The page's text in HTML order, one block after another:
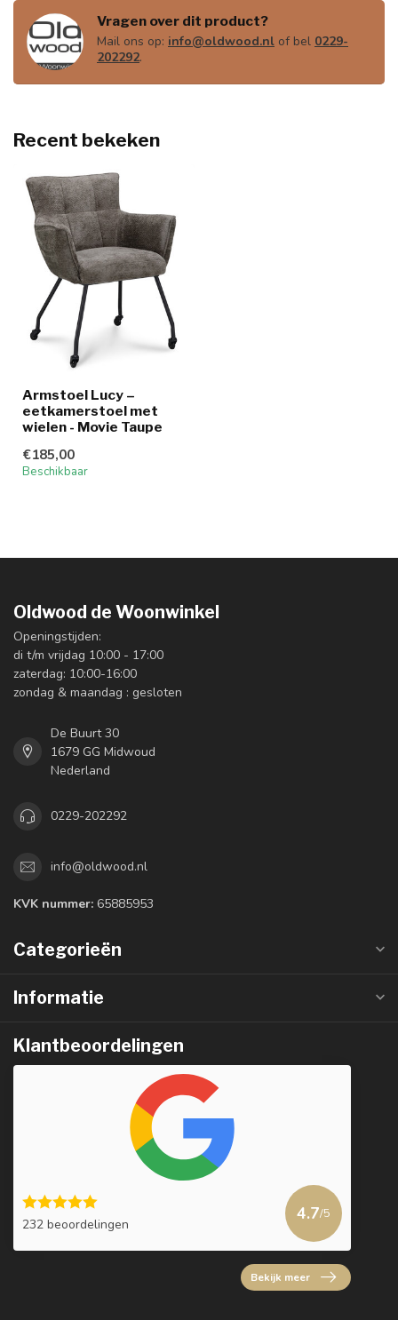
Vragen over dit product?
Mail ons op: info@oldwood.nl of bel 0229-
202292.
Recent bekeken
Armstoel Lucy –
eetkamerstoel met
wielen - Movie Taupe
€185,00
Beschikbaar
Oldwood de Woonwinkel
Openingstijden:
di t/m vrijdag 10:00 - 17:00
zaterdag: 10:00-16:00
zondag & maandag : gesloten
De Buurt 30
1679 GG Midwoud
Nederland
0229-202292
info@oldwood.nl
KVK nummer: 65885953
Categorieën
Informatie
Klantbeoordelingen
232 beoordelingen
4.7/5
Bekijk meer